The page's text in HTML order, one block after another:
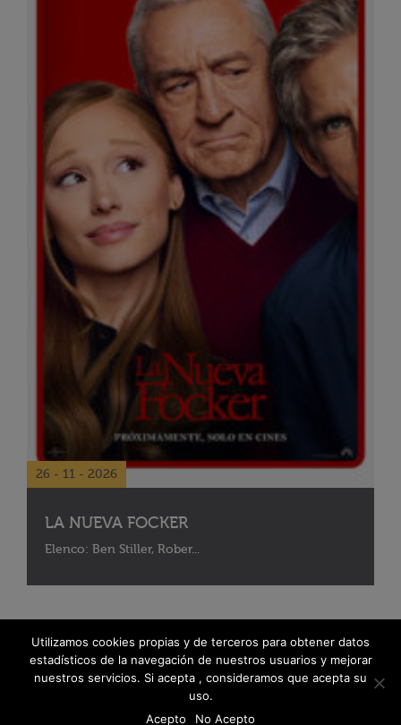
26 - 11 - 2026
LA NUEVA FOCKER
Elenco: Ben Stiller, Rober...
Utilizamos cookies propias y de terceros para obtener datos
estadísticos de la navegación de nuestros usuarios y mejorar
nuestros servicios. Si acepta , consideramos que acepta su
uso.
Acepto
No Acepto